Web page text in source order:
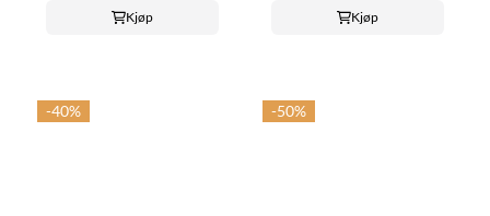
Kjøp Kjøp
-40% -50%